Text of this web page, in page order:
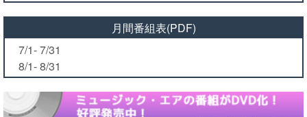
月間番組表(PDF)
7/1- 7/31
8/1- 8/31